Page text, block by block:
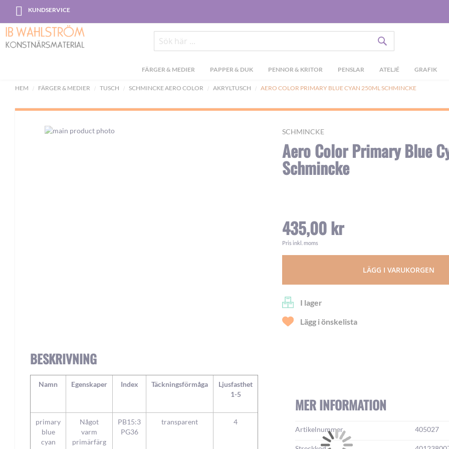
KUNDSERVICESkip
Content
Sök
FÄRGER & MEDIER PAPPER & DUK PENNOR & KRITOR PENSLAR ATELJÉ GRAFIK
HEM FÄRGER & MEDIER TUSCH SCHMINCKE AERO COLOR AKRYLTUSCH AERO COLOR PRIMARY BLUE CYAN 250ML SCHMINCKE
SCHMINCKE
Aero Color Primary Blue
Schmincke
435,00 kr
Pris inkl. moms
LÄGG I VARUKORGEN
I lager
Lägg i önskelista
images
BESKRIVNING
Namn Egenskaper Index Täckningsförmåga
Ljusfasthet
1-5
primary
blue
cyan
Något
varm
primärfärg
PB15:3
PG36
transparent 4
MER INFORMATION
Mer
information:
Artikelnummer 405027